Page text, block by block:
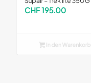
CHF195.00
In den Warenkorb